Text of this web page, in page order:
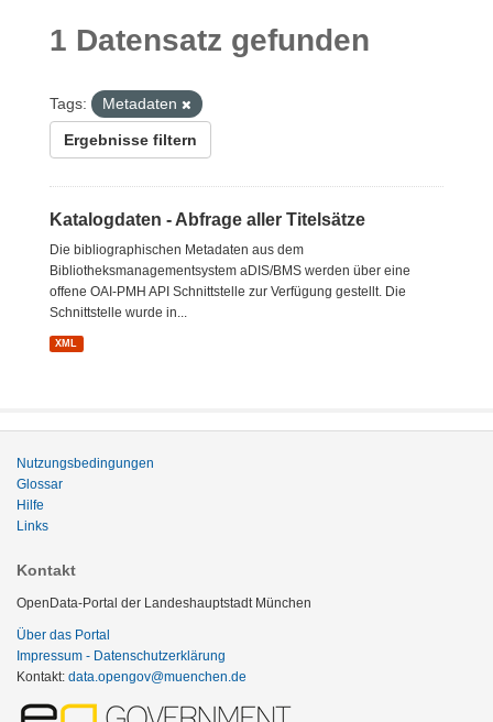
1 Datensatz gefunden
Tags: Metadaten
Ergebnisse filtern
Katalogdaten - Abfrage aller Titelsätze
Die bibliographischen Metadaten aus dem
Bibliotheksmanagementsystem aDIS/BMS werden über eine
offene OAI-PMH API Schnittstelle zur Verfügung gestellt. Die
Schnittstelle wurde in...
XML
Nutzungsbedingungen
Glossar
Hilfe
Links
Kontakt
OpenData-Portal der Landeshauptstadt München
Über das Portal
Impressum - Datenschutzerklärung
Kontakt: data.opengov@muenchen.de